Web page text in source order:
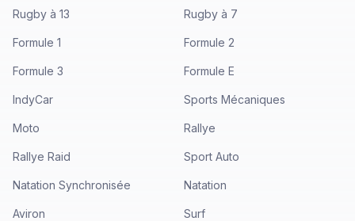
Rugby à 13 Rugby à 7
Formule 1 Formule 2
Formule 3 Formule E
IndyCar Sports Mécaniques
Moto Rallye
Rallye Raid Sport Auto
Natation Synchronisée Natation
Aviron Surf